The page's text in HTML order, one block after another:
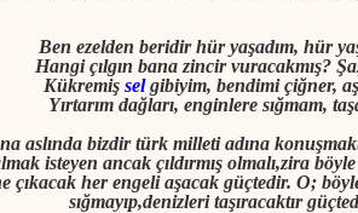
Ben ezelden beridir hür yaşadım, hür
Hangi çılgın bana zincir vuracakmış?
Kükremiş selgibiyim, bendimi çiğner,
Yırtarım dağları, enginlere sığmam,
aslında bizdir türk milleti adına
isteyen ancak çıldırmış olmalı,zira
çıkacak her engeli aşacak güçtedir. O;
sığmayıp,denizleri taşıracaktır